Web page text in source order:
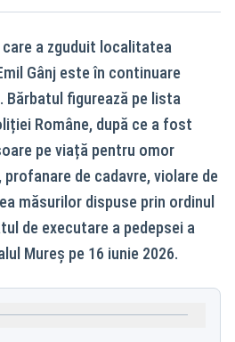
care a zguduit localitatea
Gânj este în continuare
figurează pe lista
Române, după ce a fost
pe viață pentru omor
de cadavre, violare de
măsurilor dispuse prin ordinul
de executare a pedepsei a
Mureș pe 16 iunie 2026.